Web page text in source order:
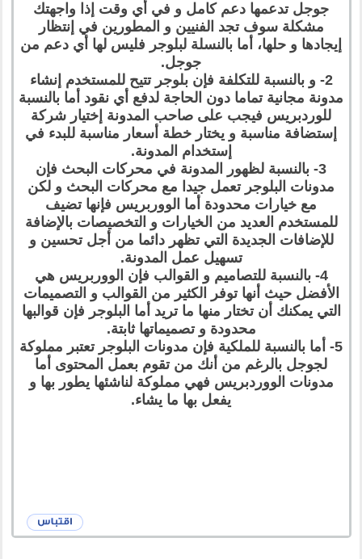
جوجل تدعمها دعم كامل و في أي وقت إذا واجهتك
مشكلة سوف تجد الفنيين و المطورين في إنتظار
إيجادها و حلها، أما بالنسلة لبلوجر فليس لها أي دعم من
جوجل.
2- و بالنسبة للتكلفة فإن بلوجر تتيح للمستخدم إنشاء
مدونة مجانية تماما دون الحاجة لدفع أي نقود أما بالنسبة
للوردبريس فيجب على صاحب المدونة إختيار شركة
إستضافة مناسبة و يختار خطة أسعار مناسبة للبدء في
إستخدام المدونة.
3- بالنسبة لظهور المدونة في محركات البحث فإن
مدونات البلوجر تعمل جيدا مع محركات البحث و لكن
مع خيارات محدودة أما الووربريس فإنها تضيف
للمستخدم العديد من الخيارات و التخصيصات بالإضافة
للإضافات الجديدة التي تظهر دائما من أجل تحسين و
تسهيل عمل المدونة.
4- بالنسبة للتصاميم و القوالب فإن الووربريس هي
الأفضل حيث أنها توفر الكثير من القوالب و التصميمات
التي يمكنك أن تختار منها ما تريد أما البلوجر فإن قوالبها
محدودة و تصميماتها ثابتة.
5- أما بالنسبة للملكية فإن مدونات البلوجر تعتبر مملوكة
لجوجل بالرغم من أنك من تقوم بعمل المحتوى أما
مدونات الووردبريس فهي مملوكة لناشئها يطور بها و
يفعل بها ما يشاء.